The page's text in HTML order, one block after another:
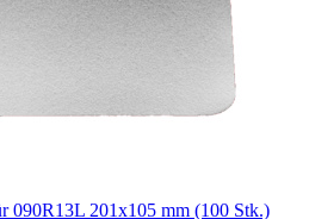
090R13L 201x105 mm (100 Stk.)